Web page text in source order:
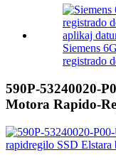
Siemens
registrado
590P-53240020-
Motora Rapido-